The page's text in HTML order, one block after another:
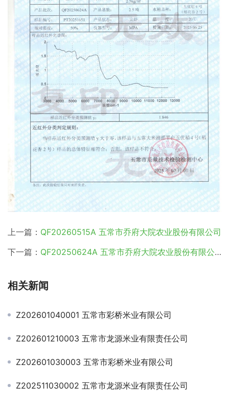
上一篇： QF20260515A 五常市乔府大院农业股份有限公司
下一篇： QF20250624A 五常市乔府大院农业股份有限公司
相关新闻
Z202601040001 五常市彩桥米业有限公司
Z202601210003 五常市龙源米业有限责任公司
Z202601030003 五常市彩桥米业有限公司
Z202511030002 五常市龙源米业有限责任公司